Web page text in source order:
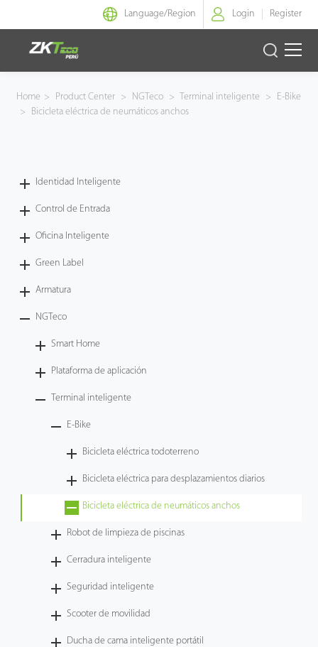
Language/Region Login Register
Identidad Inteligente
Armatura
NGTeco
Tecnología
Soporte
Home > Product Center > NGTeco > Terminal inteligente >
E-Bike
>
Bicicleta eléctrica de neumáticos anchos
Identidad Inteligente
Control de Entrada
Oficina Inteligente
Green Label
Armatura
NGTeco
Smart Home
Plataforma de aplicación
Terminal inteligente
E-Bike
Bicicleta eléctrica todoterreno
Bicicleta eléctrica para desplazamientos diarios
Bicicleta eléctrica de neumáticos anchos
Robot de limpieza de piscinas
Cerradura inteligente
Seguridad inteligente
Scooter de movilidad
Ducha de cama inteligente portátil